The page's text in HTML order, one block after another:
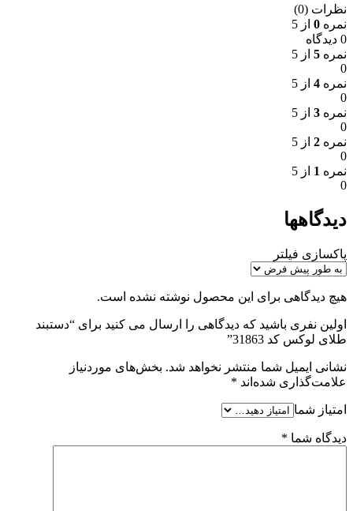
نظرات (0)
نمره 0 از 5
0 دیدگاه
نمره 5 از 5
0
نمره 4 از 5
0
نمره 3 از 5
0
نمره 2 از 5
0
نمره 1 از 5
0
دیدگاهها
پاکسازی فیلتر
هیچ دیدگاهی برای این محصول نوشته نشده است.
اولین نفری باشید که دیدگاهی را ارسال می کنید برای “دستبند
طلای لوکس کد 31863”
نشانی ایمیل شما منتشر نخواهد شد. بخش‌های موردنیاز
علامت‌گذاری شده‌اند *
امتیاز شما
دیدگاه شما *